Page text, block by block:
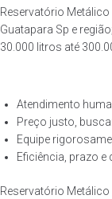
Reservatório
Guatapara Sp e
30.000 litros até
Atendimento
Preço justo,
Equipe
Eficiência, prazo e
Reservatório